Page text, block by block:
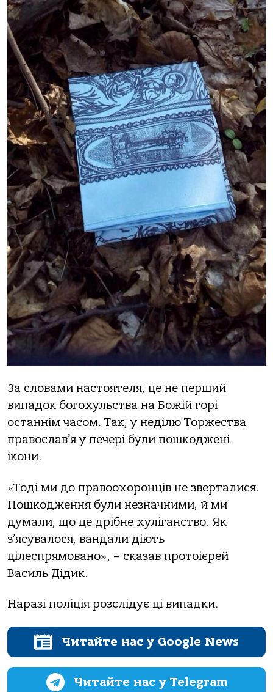
За словами настоятеля, це не перший
випадок богохульства на Божій горі
останнім часом. Так, у неділю Торжества
православ’я у печері були пошкоджені
ікони.
«Тоді ми до правоохоронців не зверталися.
Пошкодження були незначними, й ми
думали, що це дрібне хуліганство. Як
з’ясувалося, вандали діють
цілеспрямовано», – сказав протоієрей
Василь Дідик.
Наразі поліція розслідує ці випадки.
Читайте нас у Google News
Читайте нас у Telegram